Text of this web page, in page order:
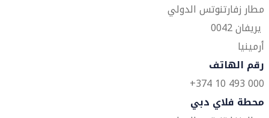
مطار زفارتنوتس الدولي
يريفان 0042
أرمينيا
رقم الهاتف
000 493 10 374+
محطة فلاي دبي